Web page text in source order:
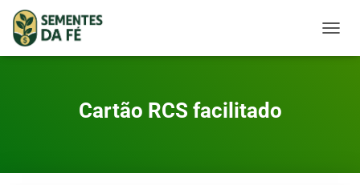
Cartão RCS facilitado